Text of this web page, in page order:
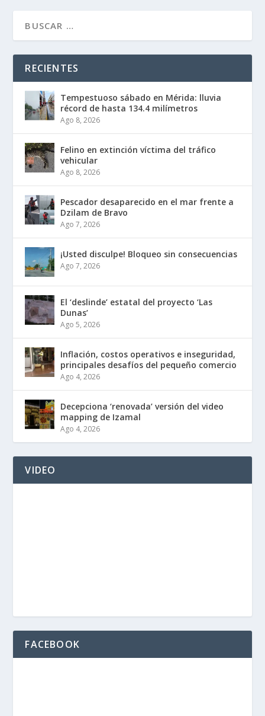
RECIENTES
Tempestuoso sábado en Mérida: lluvia
récord de hasta 134.4 milímetros
Ago 8, 2026
Felino en extinción víctima del tráfico
vehicular
Ago 8, 2026
Pescador desaparecido en el mar frente a
Dzilam de Bravo
Ago 7, 2026
¡Usted disculpe! Bloqueo sin consecuencias
Ago 7, 2026
El ‘deslinde’ estatal del proyecto ‘Las
Dunas’
Ago 5, 2026
Inflación, costos operativos e inseguridad,
principales desafíos del pequeño comercio
Ago 4, 2026
Decepciona ‘renovada’ versión del video
mapping de Izamal
Ago 4, 2026
VIDEO
FACEBOOK